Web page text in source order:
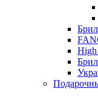
High